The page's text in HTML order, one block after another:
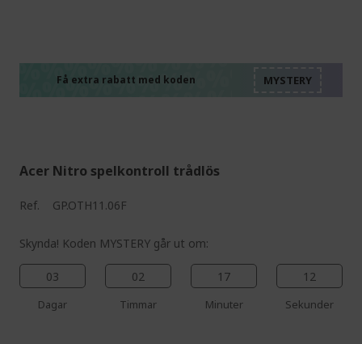
Få extra rabatt med koden
Acer Nitro spelkontroll trådlös
Ref. GP.OTH11.06F
Skynda! Koden MYSTERY går ut om:
03
Dagar
02
Timmar
17
Minuter
11
Sekunder